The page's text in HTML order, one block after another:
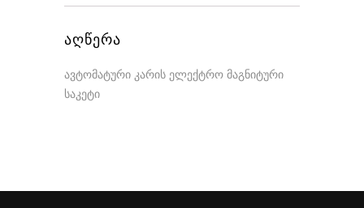
ᲐᲦᲬᲔᲠᲐ
ავტომატური კარის ელექტრო მაგნიტური
საკეტი